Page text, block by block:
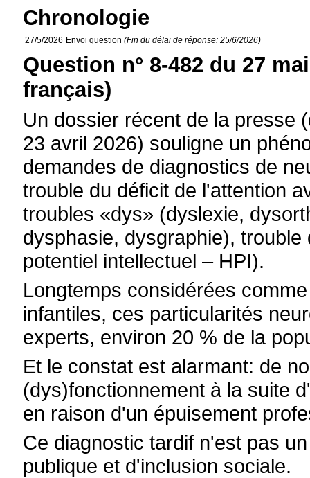
Chronologie
27/5/2026 Envoi question(Fin du délai de réponse: 25/6/2026)
Question n° 8-482 du 27
français)
Un dossier récent de la presse
23 avril 2026) souligne un
demandes de diagnostics de
trouble du déficit de l'attention
troubles «dys» (dyslexie,
dysphasie, dysgraphie),
potentiel intellectuel – HPI).
Longtemps considérées
infantiles, ces particularités
experts, environ 20 % de la
Et le constat est alarmant: de
(dys)fonctionnement à la suite
en raison d'un épuisement
Ce diagnostic tardif n'est pas
publique et d'inclusion sociale.